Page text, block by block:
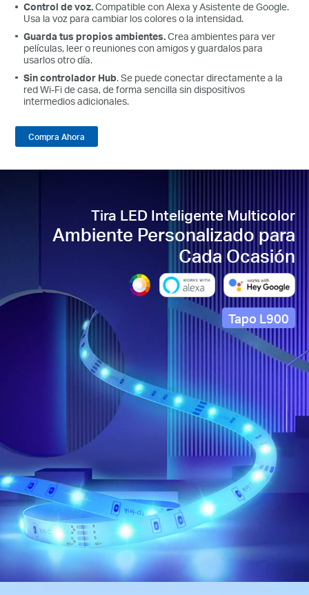
Control de voz.Compatible con Alexa y Asistente de Google.
Usa la voz para cambiar los colores o la intensidad.
Guarda tus propios ambientes.Crea ambientes para ver
películas, leer o reuniones con amigos y guardalos para
usarlos otro día.
Sin controlador Hub. Se puede conectar directamente a la
red Wi-Fi de casa, de forma sencilla sin dispositivos
intermedios adicionales.
Compra Ahora
Tira LED Inteligente Multicolor
Ambiente Personalizado para
Cada Ocasión
Tapo L900